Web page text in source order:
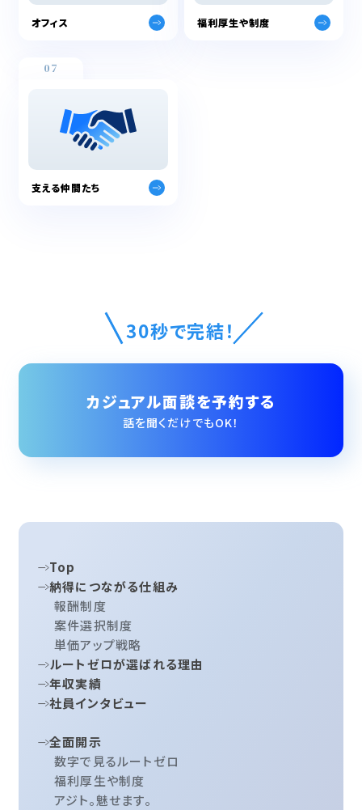
オフィス 福利厚生や制度
07
支える仲間たち
30秒で完結！
カジュアル面談を予約する
話を聞くだけでもOK！
Top
納得につながる仕組み
報酬制度
案件選択制度
単価アップ戦略
ルートゼロが選ばれる理由
年収実績
社員インタビュー
全面開示
数字で見るルートゼロ
福利厚生や制度
アジト。魅せます。